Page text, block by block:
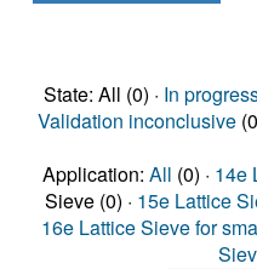
State: All (0) · In
Validation inconclusive
Application: All (0) · 14e
Sieve (0) · 15e Lattice
16e Lattice Sieve for